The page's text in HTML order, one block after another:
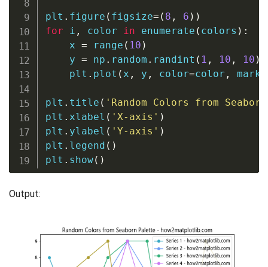
plt . figure ( figsize= ( 8 , 6 ) )
for i , color in enumerate ( colors ) :
    x
= range ( 10 )
    y
= np . random . randint ( 1 , 10 , 10 )
    plt
. plot ( x , y , color=color ,
plt . title ( 'Random Colors from
plt . xlabel ( 'X-axis' )
plt . ylabel ( 'Y-axis' )
plt . legend ( )
plt . show( )
Output: